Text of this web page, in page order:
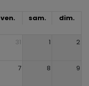
ven. sam. dim.
31 1 2
7 8 9